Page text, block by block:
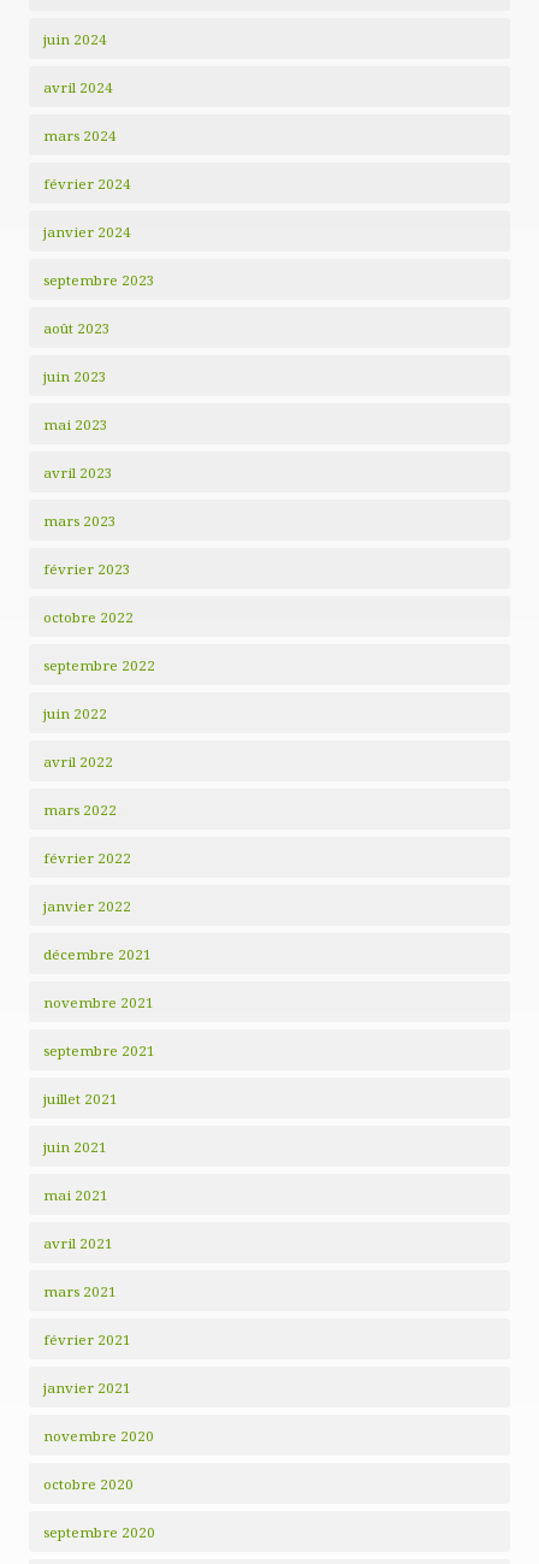
juin 2024
avril 2024
mars 2024
février 2024
janvier 2024
septembre 2023
août 2023
juin 2023
mai 2023
avril 2023
mars 2023
février 2023
octobre 2022
septembre 2022
juin 2022
avril 2022
mars 2022
février 2022
janvier 2022
décembre 2021
novembre 2021
septembre 2021
juillet 2021
juin 2021
mai 2021
avril 2021
mars 2021
février 2021
janvier 2021
novembre 2020
octobre 2020
septembre 2020